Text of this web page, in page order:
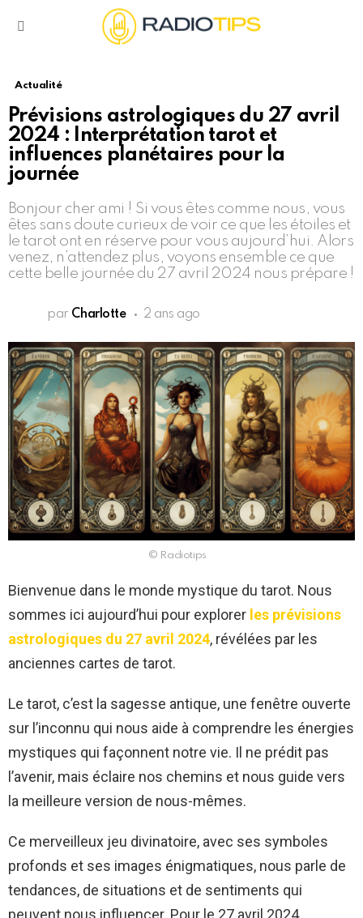
Actualité
Prévisions astrologiques du 27 avril
2024 : Interprétation tarot et
influences planétaires pour la
journée
Bonjour cher ami ! Si vous êtes comme nous, vous
êtes sans doute curieux de voir ce que les étoiles et
le tarot ont en réserve pour vous aujourd’hui. Alors
venez, n’attendez plus, voyons ensemble ce que
cette belle journée du 27 avril 2024 nous prépare !
par Charlotte 2 ans ago
© Radiotips
Bienvenue dans le monde mystique du tarot. Nous
sommes ici aujourd’hui pour explorer les prévisions
astrologiques du 27 avril 2024, révélées par les
anciennes cartes de tarot.
Le tarot, c’est la sagesse antique, une fenêtre ouverte
sur l’inconnu qui nous aide à comprendre les énergies
mystiques qui façonnent notre vie. Il ne prédit pas
l’avenir, mais éclaire nos chemins et nous guide vers
la meilleure version de nous-mêmes.
Ce merveilleux jeu divinatoire, avec ses symboles
profonds et ses images énigmatiques, nous parle de
tendances, de situations et de sentiments qui
peuvent nous influencer. Pour le 27 avril 2024,